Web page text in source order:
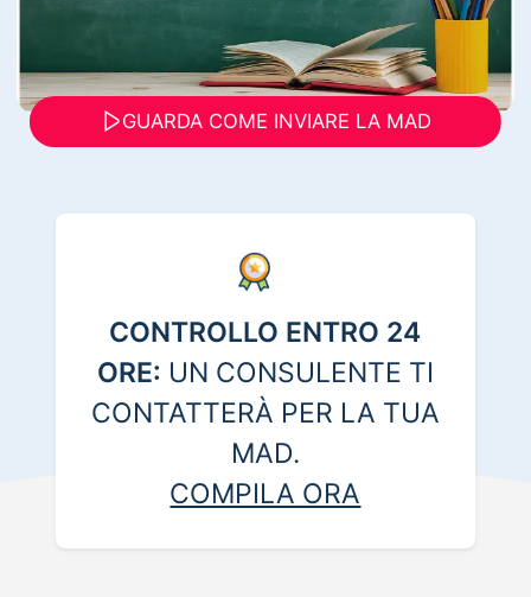
GUARDA COME INVIARE LA MAD
CONTROLLO ENTRO 24
ORE: UN CONSULENTE TI
CONTATTERÀ PER LA TUA
MAD.
COMPILA ORA